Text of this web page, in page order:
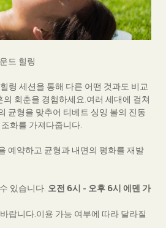
드 힐링
링 세션을 통해 다른 어떤 것과도 비교
회춘을 경험하세요.여러 세대에 걸쳐
균형을 맞추어 티베트 싱잉 볼의 진동
화를 가져다줍니다.
예약하고 균형과 내면의 평화를 재발
있습니다. 오전 6시 - 오후 6시 에덴 가
랍니다.이용 가능 여부에 따라 달라질